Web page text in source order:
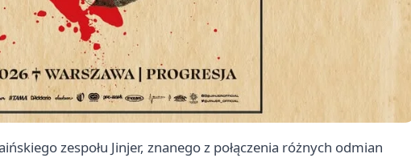
zespołu Jinjer, znanego z połączenia różnych odmian